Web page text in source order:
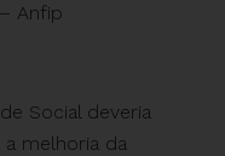
Anfip
Social deveria
melhoria da